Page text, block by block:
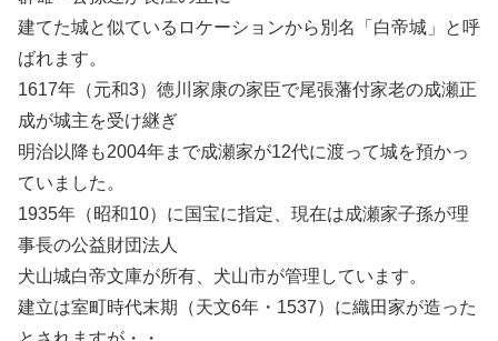
建てた城と似ているロケーションから別名「白帝城」と呼
ばれます。
1617年（元和3）徳川家康の家臣で尾張藩付家老の成瀬正
成が城主を受け継ぎ
明治以降も2004年まで成瀬家が12代に渡って城を預かっ
ていました。
1935年（昭和10）に国宝に指定、現在は成瀬家子孫が理
事長の公益財団法人
犬山城白帝文庫が所有、犬山市が管理しています。
建立は室町時代末期（天文6年・1537）に織田家が造った